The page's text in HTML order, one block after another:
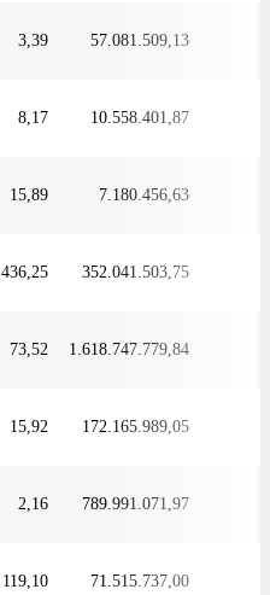
3,39 57.081.509,13
8,17 10.558.401,87
15,89 7.180.456,63
436,25 352.041.503,75
73,52 1.618.747.779,84
15,92 172.165.989,05
2,16 789.991.071,97
119,10 71.515.737,00